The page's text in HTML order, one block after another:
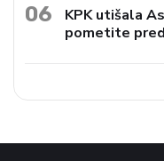
06
KPK utišala
pometite